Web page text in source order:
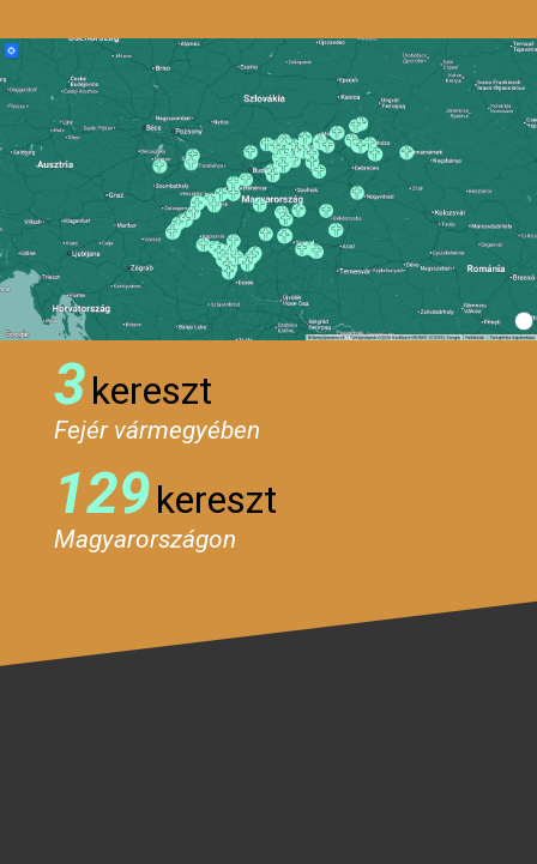
3kereszt
Fejér vármegyében
129kereszt
Magyarországon